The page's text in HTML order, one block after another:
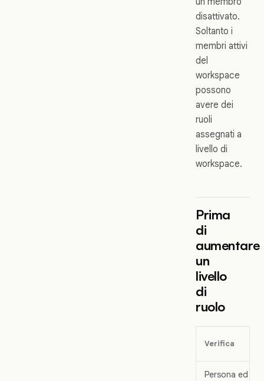
disattivato.
Soltanto i
membri attivi
del
workspace
possono
avere dei
ruoli
assegnati a
livello di
workspace.
Prima
di
aumentare
un
livello
di
ruolo
Verifica
Persona ed